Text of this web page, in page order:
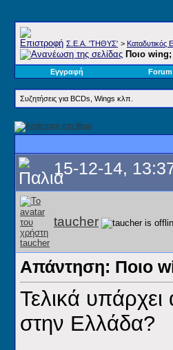
Σ.E.A. 'ΤΗΘΥΣ' > Καταδυτικός
Ποιο wing;
Εγγραφή Forum
Συζητήσεις για BCDs, Wings κλπ.
15-12-14,
taucher
Απάντηση: Ποιο
Τελικά
στην Ελλάδα?